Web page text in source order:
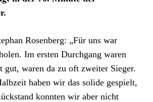
Rosenberg: „Für uns war
Im ersten Durchgang waren
gut, waren da zu oft zweiter Sieger.
haben wir das solide gespielt,
konnten wir aber nicht